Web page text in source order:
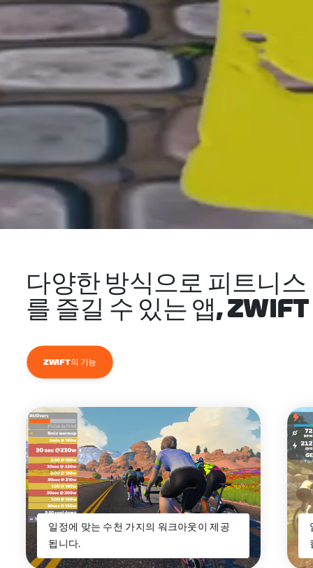
다양한 방식으로 피트니스
를 즐길 수 있는 앱, ZWIFT
ZWIFT의 기능
일정에 맞는 수천 가지의 워크아웃이 제공
됩니다.